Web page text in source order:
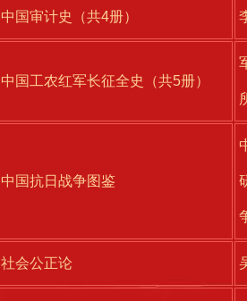
中国审计史（共4册）
中国工农红军长征全史（共5册）
中国抗日战争图鉴
社会公正论